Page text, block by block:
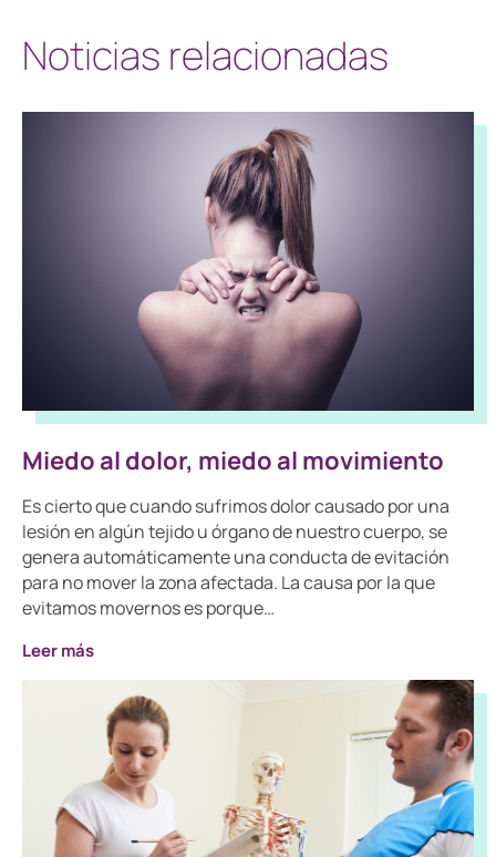
Noticias relacionadas
Miedo al dolor, miedo al movimiento
Es cierto que cuando sufrimos dolor causado por una
lesión en algún tejido u órgano de nuestro cuerpo, se
genera automáticamente una conducta de evitación
para no mover la zona afectada. La causa por la que
evitamos movernos es porque…
Leer más